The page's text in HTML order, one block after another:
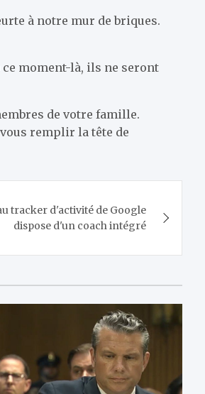
à notre mur de briques.
moment-là, ils ne seront
de votre famille.
remplir la tête de
tracker d'activité de Google
dispose d'un coach intégré